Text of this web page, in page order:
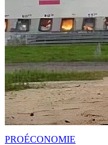
PROÉCONOMIE